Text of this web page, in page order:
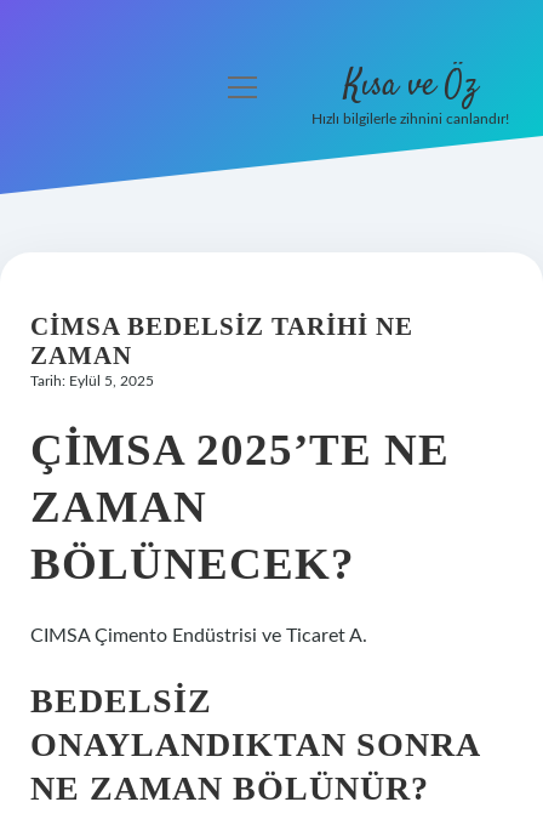
Hakkımızda
menüyü
Kısa ve Öz
Hızlı bilgilerle zihnini canlandır!
CIMSA BEDELSIZ TARIHI NE
ZAMAN
Tarih: Eylül 5, 2025
ÇIMSA 2025’TE NE
ZAMAN
BÖLÜNECEK?
CIMSA Çimento Endüstrisi ve Ticaret A.
BEDELSIZ
ONAYLANDIKTAN SONRA
NE ZAMAN BÖLÜNÜR?